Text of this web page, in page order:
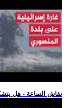
.. نقاش الساعة - هل